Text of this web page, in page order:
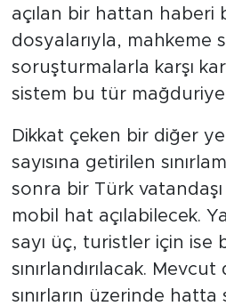
açılan bir hattan haberi
dosyalarıyla, mahkeme
soruşturmalarla karşı
sistem bu tür
Dikkat çeken bir diğer
sayısına getirilen
sonra bir Türk vatandaşı
mobil hat açılabilecek.
sayı üç, turistler için ise
sınırlandırılacak.
sınırların üzerinde